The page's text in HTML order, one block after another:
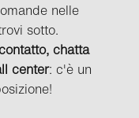
nelle
sotto.
chatta
center: c'è un